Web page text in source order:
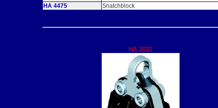
HA 4475 Snatchblock
HA 2032